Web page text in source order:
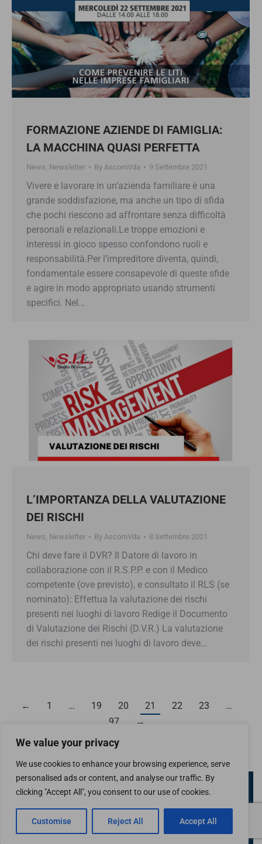
We value your privacy
We use cookies to enhance your browsing experience, serve
personalised ads or content, and analyse our traffic. By
clicking "Accept All", you consent to our use of cookies.
Customise Reject All Accept All
FORMAZIONE AZIENDE DI FAMIGLIA:
LA MACCHINA QUASI PERFETTA
News, Newsletter By AscomVda 9 Settembre 2021
Vivere e lavorare in un’azienda familiare è una
grande soddisfazione, ma anche un tipo di sfida
che pochi riescono ad affrontare senza difficoltà
personali e relazionali.Le troppe emozioni e
interessi in gioco spesso confondono ruoli e
responsabilità.Per l’impreditore diventa, quindi,
fondamentale essere consapevole di queste sfide
e agire in modo appropriato usando strumenti
specifici. Nel…
L’IMPORTANZA DELLA VALUTAZIONE
DEI RISCHI
News, Newsletter By AscomVda 8 Settembre 2021
Chi deve fare il DVR? Il Datore di lavoro in
collaborazione con il R.S.P.P. e con il Medico
competente (ove previsto), e consultato il RLS (se
nominato): Effettua la valutazione dei rischi
presenti nei luoghi di lavoro Redige il Documento
di Valutazione dei Rischi (D.V.R.) La valutazione
dei rischi presenti nei luoghi di lavoro deve…
← 1 … 19 20 21 22 23
…
97
→
Confcommercio Valle d'Aosta
Piazza Arco d'Augusto 10 - 11100 Aosta
materia di copyright.
Menu Footer